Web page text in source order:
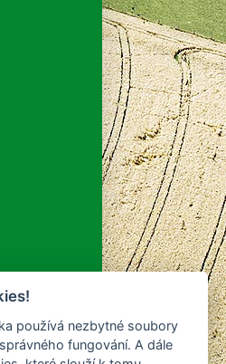
používá nezbytné soubory
fungování. A dále